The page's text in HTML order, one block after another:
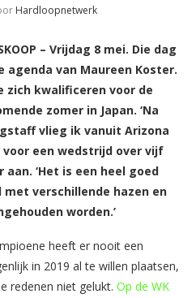
Hardloopnetwerk
– Vrijdag 8 mei. Die dag
van Maureen Koster.
zich kwalificeren voor de
zomer in Japan. ‘Na
vlieg ik vanuit Arizona
een wedstrijd over vijf
‘Het is een heel goed
verschillende hazen en
worden.’
heeft er nooit een
in 2019 al te willen plaatsen,
redenen niet gelukt. Op de WK